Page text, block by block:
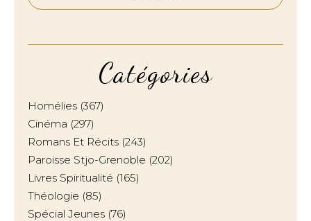
Catégories
Homélies (367)
Cinéma (297)
Romans Et Récits (243)
Paroisse Stjo-Grenoble (202)
Livres Spiritualité (165)
Théologie (85)
Spécial Jeunes (76)